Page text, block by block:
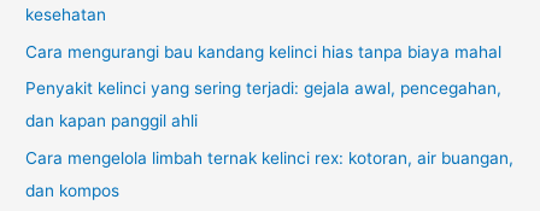
r
:
kesehatan
Cara mengurangi bau kandang kelinci hias tanpa biaya mahal
Penyakit kelinci yang sering terjadi: gejala awal, pencegahan,
dan kapan panggil ahli
Cara mengelola limbah ternak kelinci rex: kotoran, air buangan,
dan kompos